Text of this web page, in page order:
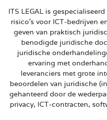
ITS LEGAL is
risico's voor ICT-bedrijven
geven van praktisch
benodigde juridische
juridische
ervaring met
leveranciers met grote
beoordelen van juridische
gehanteerd door de
privacy, ICT-contracten,